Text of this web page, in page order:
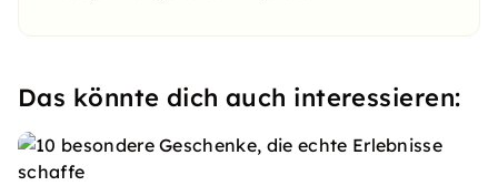
Das könnte dich auch interessieren: